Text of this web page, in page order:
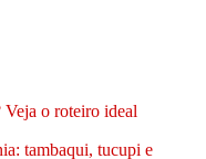
Veja o roteiro ideal
tambaqui, tucupi e